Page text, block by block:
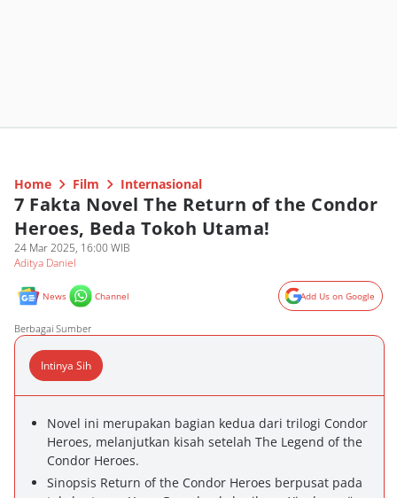
Home Film Internasional
7 Fakta Novel The Return of the Condor
Heroes, Beda Tokoh Utama!
24 Mar 2025, 16:00 WIB
Aditya Daniel
News Channel Add Us on Google
Berbagai Sumber
Intinya Sih
Novel ini merupakan bagian kedua dari trilogi Condor
Heroes, melanjutkan kisah setelah The Legend of the
Condor Heroes.
Sinopsis Return of the Condor Heroes berpusat pada